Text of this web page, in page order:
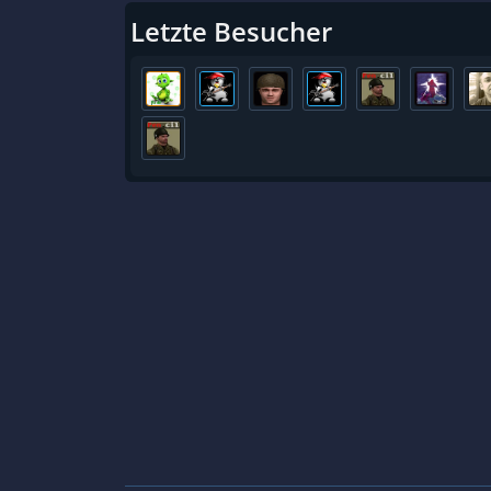
Letzte Besucher